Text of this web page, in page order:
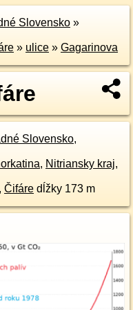
Slovensko »
» ulice » Gagarinova
Slovensko,
, Nitriansky kraj,
, Čifáre dĺžky 173 m